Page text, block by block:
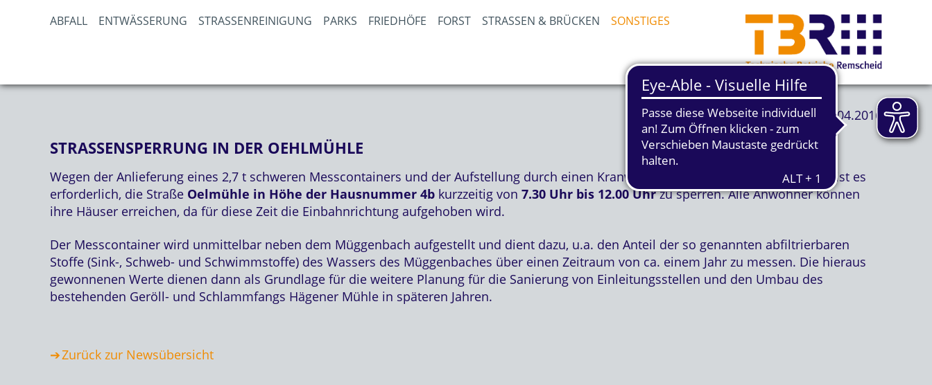
ABFALL ENTWÄSSERUNG STRASSENREINIGUNG PARKS FRIEDHÖFE FORST STRASSEN & BRÜCKEN SONSTIGES
12.04.2016
STRASSENSPERRUNG IN DER OEHLMÜHLE
Wegen der Anlieferung eines 2,7 t schweren Messcontainers und der Aufstellung durch einen Kranwagen am 18.04.2016
ist es
erforderlich, die Straße Oelmühle in Höhe der Hausnummer 4b kurzzeitig von 7.30 Uhr bis 12.00 Uhrzu sperren. Alle Anwohner können
ihre Häuser erreichen, da für diese Zeit die Einbahnrichtung aufgehoben wird.
Der Messcontainer wird unmittelbar neben dem Müggenbach aufgestellt und dient dazu, u.a. den Anteil der so genannten abfiltrierbaren
Stoffe (Sink-, Schweb- und Schwimmstoffe) des Wassers des Müggenbaches über einen Zeitraum von ca. einem Jahr zu messen. Die hieraus
gewonnenen Werte dienen dann als Grundlage für die weitere Planung für die Sanierung von Einleitungsstellen und den Umbau des
bestehenden Geröll- und Schlammfangs Hägener Mühle in späteren Jahren.
Zurück zur Newsübersicht